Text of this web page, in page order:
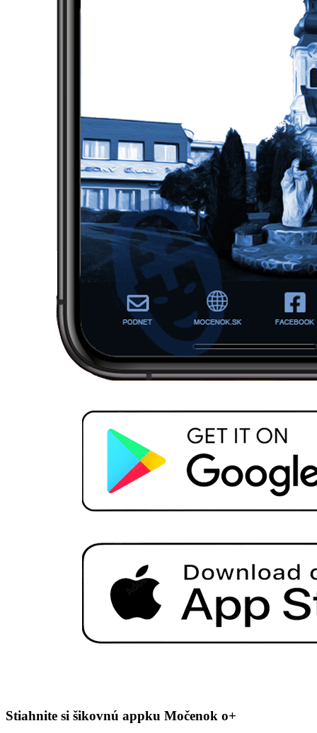
Stiahnite si šikovnú appku Močenok o+